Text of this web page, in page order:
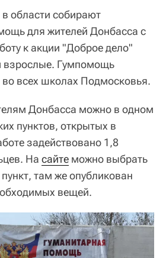
области собирают
для жителей Донбасса с
к акции "Доброе дело"
взрослые. Гумпомощь
всех школах Подмосковья.
Донбасса можно в одном
пунктов, открытых в
задействовано 1,8
На сайте можно выбрать
там же опубликован
вещей.